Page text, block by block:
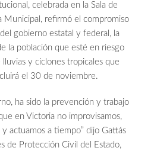
celebrada en la Sala de
Municipal, refirmó el compromiso
gobierno estatal y federal, la
la población que esté en riesgo
y ciclones tropicales que
el 30 de noviembre.
ha sido la prevención y trabajo
en Victoria no improvisamos,
actuamos a tiempo” dijo Gattás
de Protección Civil del Estado,